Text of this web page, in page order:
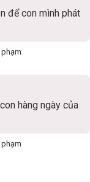
để con mình phát
hàng ngày của